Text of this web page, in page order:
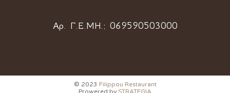
Αρ. Γ.Ε.ΜΗ.: 069590503000
© 2023 Filippou Restaurant
Prowered by STRATEGIA